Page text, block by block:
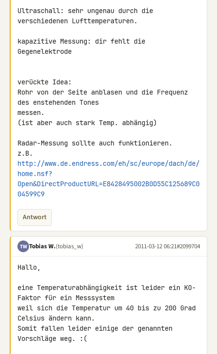
Ultraschall: sehr ungenau durch die
verschiedenen Lufttemperaturen.
kapazitive Messung: dir fehlt die
Gegenelektrode
verückte Idea:
Rohr von der Seite anblasen und die Frequenz
des enstehenden Tones
messen.
(ist aber auch stark Temp. abhängig)
Radar-Messung sollte auch funktionieren.
http://www.de.endress.com/eh/sc/europe/dach/de/
home.nsf?
Open&DirectProductURL=E8428495002B0D55C125689C0
04599C9
Antwort
TW Tobias W.(tobias_w) 2011-03-12 06:21#2099704
Hallo,
eine Temperaturabhängigkeit ist leider ein KO-
Faktor für ein Messsystem
weil sich die Temperatur um 40 bis zu 200 Grad
Celsius ändern kann.
Somit fallen leider einige der genannten
Vorschläge weg. :(